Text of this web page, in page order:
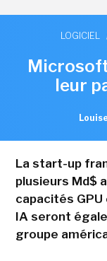
LOGICIEL
leur
La start-up
plusieurs Md$
capacités GPU
IA seront
groupe